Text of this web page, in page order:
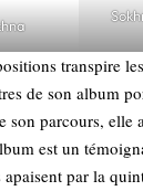
transpire
de son album
son parcours, elle
est un
par la